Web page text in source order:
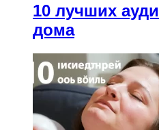
10 лучших
дома